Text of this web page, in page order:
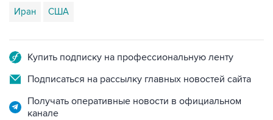
Иран США
Купить подписку на профессиональную ленту
Подписаться на рассылку главных новостей сайта
Получать оперативные новости в официальном
канале